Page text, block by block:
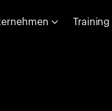
Training